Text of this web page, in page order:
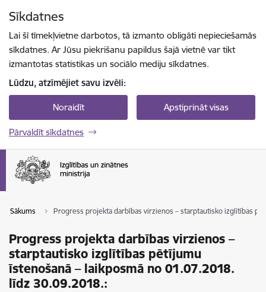
Sīkdatnes
Lai šī tīmekļvietne darbotos, tā izmanto obligāti nepieciešamās
sīkdatnes. Ar Jūsu piekrišanu papildus šajā vietnē var tikt
izmantotas statistikas un sociālo mediju sīkdatnes.
Lūdzu, atzīmējiet savu izvēli:
Noraidīt Apstiprināt visas
Pārvaldīt sīkdatnes
Sākums Progress projekta darbības virzienos – starptautisko izglītības
Progress projekta darbības virzienos –
starptautisko izglītības pētījumu
īstenošanā – laikposmā no 01.07.2018.
līdz 30.09.2018.: